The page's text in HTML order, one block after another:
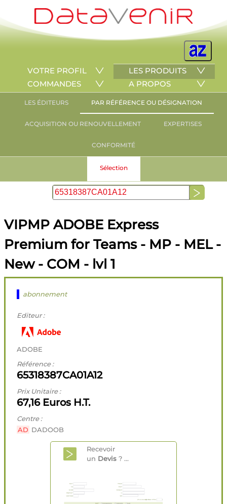
VOTRE PROFIL
LES PRODUITS
COMMANDES
A PROPOS
LES ÉDITEURS PAR RÉFÉRENCE OU DÉSIGNATION
ACQUISITION OU RENOUVELLEMENT EXPERTISES
CONFORMITÉ
Sélection
VIPMP ADOBE Express
Premium for Teams - MP - MEL -
New - COM - lvl 1
abonnement
Editeur :
ADOBE
Référence :
65318387CA01A12
Prix Unitaire :
67,16 Euros H.T.
Centre :
AD DADOOB
Recevoir
un Devis ? ...